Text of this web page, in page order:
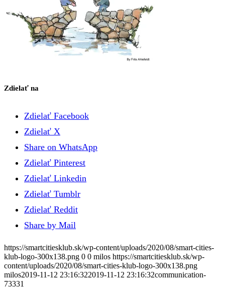
Zdielať na
Zdielať Facebook
Zdielať X
Share on WhatsApp
Zdielať Pinterest
Zdielať Linkedin
Zdielať Tumblr
Zdielať Reddit
Share by Mail
https://smartcitiesklub.sk/wp-content/uploads/2020/08/smart-cities-
klub-logo-300x138.png 0 0 milos https://smartcitiesklub.sk/wp-
content/uploads/2020/08/smart-cities-klub-logo-300x138.png
milos2019-11-12 23:16:322019-11-12 23:16:32communication-
73331